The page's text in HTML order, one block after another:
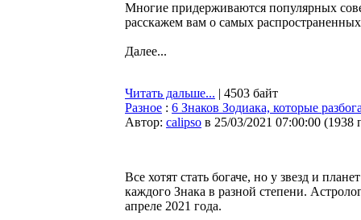
Многие придерживаются популярных
расскажем вам о самых
Далее...
Читать дальше... | 4503 байт
Разное : 6 Знаков Зодиака, которые
Автор: calipso в 25/03/2021 07:00:00 (1938
Все хотят стать богаче, но у звезд и
каждого Знака в разной степени.
апреле 2021 года.